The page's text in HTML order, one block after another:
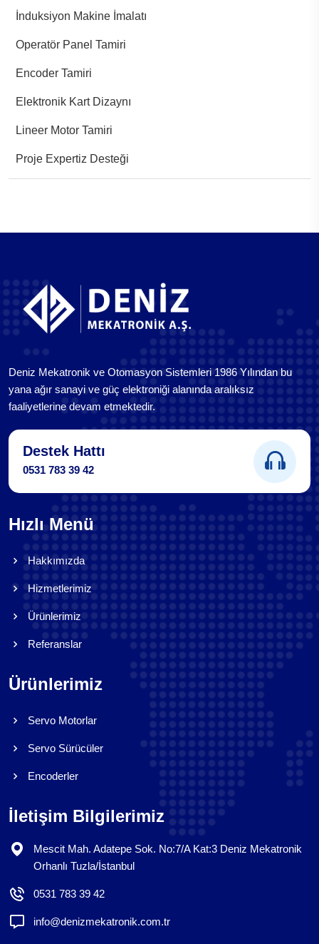
İnduksiyon Makine İmalatı
Operatör Panel Tamiri
Encoder Tamiri
Elektronik Kart Dizaynı
Lineer Motor Tamiri
Proje Expertiz Desteği
Deniz Mekatronik ve Otomasyon Sistemleri 1986 Yılından bu
yana ağır sanayi ve güç elektroniği alanında aralıksız
faaliyetlerine devam etmektedir.
Destek Hattı
0531 783 39 42
Hızlı Menü
Hakkımızda
Hizmetlerimiz
Ürünlerimiz
Referanslar
Ürünlerimiz
Servo Motorlar
Servo Sürücüler
Encoderler
İletişim Bilgilerimiz
Mescit Mah. Adatepe Sok. No:7/A Kat:3 Deniz Mekatronik
Orhanlı Tuzla/İstanbul
0531 783 39 42
info@denizmekatronik.com.tr